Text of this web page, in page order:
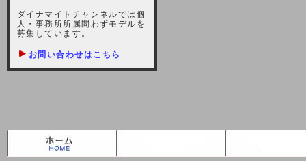
しますが、宜しくお願い致します。
2021-10-22 (金)
2021/10/7に起きました地震によ
不安定な状況もあります。会員様に
は、ご不便をお掛けしますが宜しく
ダイナマイトチャンネルでは個
人・事務所所属問わずモデルを
募集しています。
お問い合わせはこちら